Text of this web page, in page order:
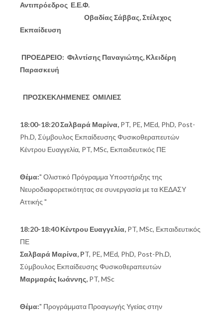
Αντιπρόεδρος Ε.Ε.Φ.
Οβαδίας Σάββας, Στέλεχος
Εκπαίδευση
ΠΡΟΕΔΡΕΙΟ: Φιλντίσης Παναγιώτης, Κλειδέρη
Παρασκευή
ΠΡΟΣΚΕΚΛΗΜΕΝΕΣ ΟΜΙΛΙΕΣ
18:00-18:20 Σαλβαρά Μαρίνα, PT, PE, MΕd, PhD, Post-
Ph.D, Σύμβουλος Εκπαίδευσης Φυσικοθεραπευτών
Κέντρου Ευαγγελία, PT, MSc, Εκπαιδευτικός ΠΕ
Θέμα:" Ολιστικό Πρόγραμμα Υποστήριξης της
Νευροδιαφορετικότητας σε συνεργασία με τα ΚΕΔΑΣΥ
Αττικής "
18:20-18:40 Κέντρου Ευαγγελία, PT, MSc, Εκπαιδευτικός
ΠΕ
Σαλβαρά Μαρίνα, PT, PE, MΕd, PhD, Post-Ph.D,
Σύμβουλος Εκπαίδευσης Φυσικοθεραπευτών
Μαρμαράς Ιωάννης, PT, MSc
Θέμα:" Προγράμματα Προαγωγής Υγείας στην